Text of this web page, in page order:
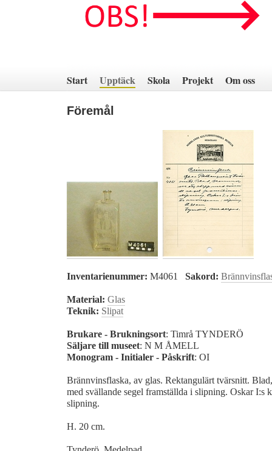
innehåll
Start Upptäck Skola Projekt Om oss
Föremål
Inventarienummer: M4061 Sakord:
Material: Glas
Teknik: Slipat
Brukare - Brukningsort: Timrå TYNDERÖ
Säljare till museet: N M ÅMELL
Monogram - Initialer - Påskrift: OI
Brännvinsflaska, av glas. Rektangulärt tvärsnitt.
med svällande segel framställda i slipning. Oskar I:s
slipning.
H. 20 cm.